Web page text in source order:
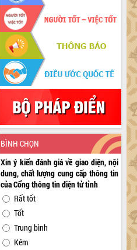
BÌNH CHỌN
Xin ý kiến đánh giá về giao diện, nội
dung, chất lượng cung cấp thông tin
của Cổng thông tin điện tử tỉnh
Rất tốt
Tốt
Trung bình
Kém